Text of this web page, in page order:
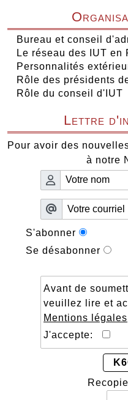
Bureau et conseil
Le réseau des IUT en
Personnalités
Rôle des présidents
Rôle du conseil d'IUT
Lettre
Pour avoir des
à notre
S'abonner
Se désabonner
Avant de
veuillez lire et
Mentions légales
J'accepte: